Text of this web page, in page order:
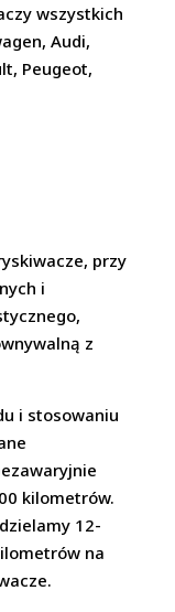
wszystkich
Audi,
Peugeot,
przy
i
z
i stosowaniu
kilometrów.
12-
na